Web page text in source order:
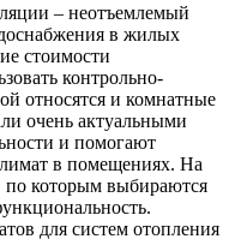
– неотъемлемый
в жилых
стоимости
контрольно-
относятся и комнатные
очень актуальными
и помогают
в помещениях. На
по которым выбираются
для систем отопления